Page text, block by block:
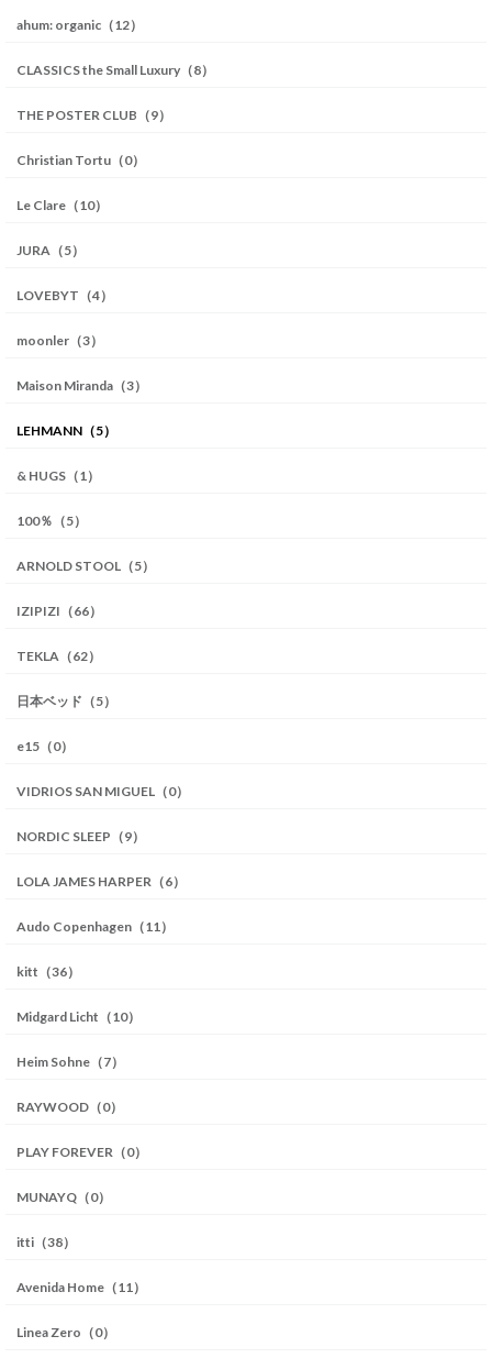
ahum: organic（12）
CLASSICS the Small Luxury（8）
THE POSTER CLUB（9）
Christian Tortu（0）
Le Clare（10）
JURA（5）
LOVEBYT（4）
moonler（3）
Maison Miranda（3）
LEHMANN（5）
& HUGS（1）
100％（5）
ARNOLD STOOL（5）
IZIPIZI（66）
TEKLA（62）
日本ベッド（5）
e15（0）
VIDRIOS SAN MIGUEL（0）
NORDIC SLEEP（9）
LOLA JAMES HARPER（6）
Audo Copenhagen（11）
kitt（36）
Midgard Licht（10）
Heim Sohne（7）
RAYWOOD（0）
PLAY FOREVER（0）
MUNAYQ（0）
itti（38）
Avenida Home（11）
Linea Zero（0）